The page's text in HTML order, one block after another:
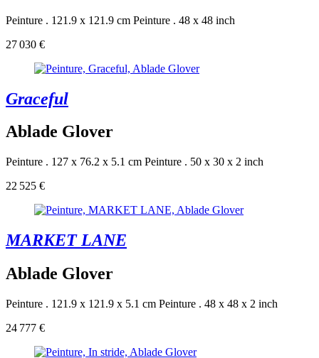
Peinture . 121.9 x 121.9 cm Peinture . 48 x 48 inch
27 030 €
Graceful
Ablade Glover
Peinture . 127 x 76.2 x 5.1 cm Peinture . 50 x 30 x 2 inch
22 525 €
MARKET LANE
Ablade Glover
Peinture . 121.9 x 121.9 x 5.1 cm Peinture . 48 x 48 x 2 inch
24 777 €